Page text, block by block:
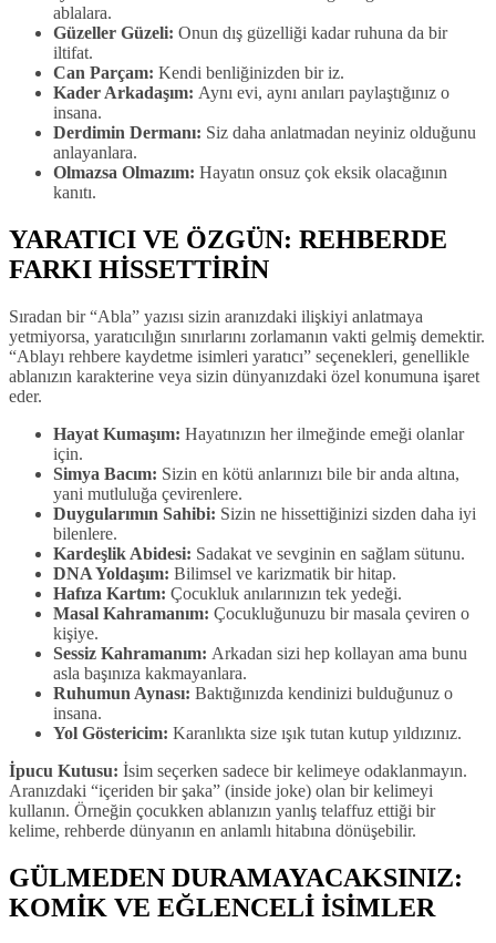
ablalara.
Güzeller Güzeli: Onun dış güzelliği kadar ruhuna da bir
iltifat.
Can Parçam: Kendi benliğinizden bir iz.
Kader Arkadaşım: Aynı evi, aynı anıları paylaştığınız o
insana.
Derdimin Dermanı: Siz daha anlatmadan neyiniz olduğunu
anlayanlara.
Olmazsa Olmazım: Hayatın onsuz çok eksik olacağının
kanıtı.
YARATICI VE ÖZGÜN: REHBERDE
FARKI HİSSETTİRİN
Sıradan bir “Abla” yazısı sizin aranızdaki ilişkiyi anlatmaya
yetmiyorsa, yaratıcılığın sınırlarını zorlamanın vakti gelmiş demektir.
“Ablayı rehbere kaydetme isimleri yaratıcı” seçenekleri, genellikle
ablanızın karakterine veya sizin dünyanızdaki özel konumuna işaret
eder.
Hayat Kumaşım: Hayatınızın her ilmeğinde emeği olanlar
için.
Simya Bacım: Sizin en kötü anlarınızı bile bir anda altına,
yani mutluluğa çevirenlere.
Duygularımın Sahibi: Sizin ne hissettiğinizi sizden daha iyi
bilenlere.
Kardeşlik Abidesi: Sadakat ve sevginin en sağlam sütunu.
DNA Yoldaşım: Bilimsel ve karizmatik bir hitap.
Hafıza Kartım: Çocukluk anılarınızın tek yedeği.
Masal Kahramanım: Çocukluğunuzu bir masala çeviren o
kişiye.
Sessiz Kahramanım: Arkadan sizi hep kollayan ama bunu
asla başınıza kakmayanlara.
Ruhumun Aynası: Baktığınızda kendinizi bulduğunuz o
insana.
Yol Göstericim: Karanlıkta size ışık tutan kutup yıldızınız.
İpucu Kutusu: İsim seçerken sadece bir kelimeye odaklanmayın.
Aranızdaki “içeriden bir şaka” (inside joke) olan bir kelimeyi
kullanın. Örneğin çocukken ablanızın yanlış telaffuz ettiği bir
kelime, rehberde dünyanın en anlamlı hitabına dönüşebilir.
GÜLMEDEN DURAMAYACAKSINIZ:
KOMİK VE EĞLENCELİ İSİMLER